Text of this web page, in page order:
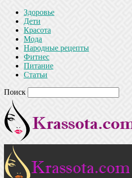
Здоровье
Дети
Красота
Мода
Народные рецепты
Фитнес
Питание
Статьи
Поиск